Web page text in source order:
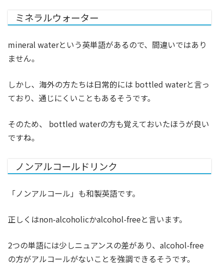
ミネラルウォーター
mineral waterという英単語があるので、間違いではあり
ません。
しかし、海外の方たちは日常的には bottled waterと言っ
ており、通じにくいこともあるそうです。
そのため、 bottled waterの方も覚えておいたほうが良い
ですね。
ノンアルコールドリンク
「ノンアルコール」も和製英語です。
正しくはnon-alcoholicかalcohol-freeと言います。
2つの単語には少しニュアンスの差があり、alcohol-free
の方がアルコールがないことを強調できるそうです。